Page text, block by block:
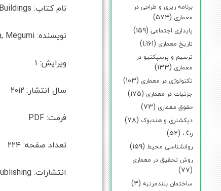
برنامه ریزی و طراحی در
معماری (۵۷۴)
پایداری اجتماعی (۱۵۹)
تاریخ معماری (۱,۱۶۱)
ترسیم و پرسپکتیو در
معماری (۱۳۳)
تکنولوژی در معماری (۱۰۳)
جزئیات در معماری (۱۷۵)
حقوق معماری (۷۳)
دیکشنری و هندبوک (۷۸)
رنگ (۵۲)
روانشناسی محیط (۱۵۹)
روش تحقیق در معماری
(۷۷)
ساختمان بلندمرتبه (۴)
نام کتاب: The Art of Reading Buildings
نویسنده: Phillips, David; Yamashita, Megumi
ویرایش: ۱
سال انتشار: ۲۰۱۲
فرمت: PDF
تعداد صفحه: ۲۲۴
انتشارات: Laurence King Publishing